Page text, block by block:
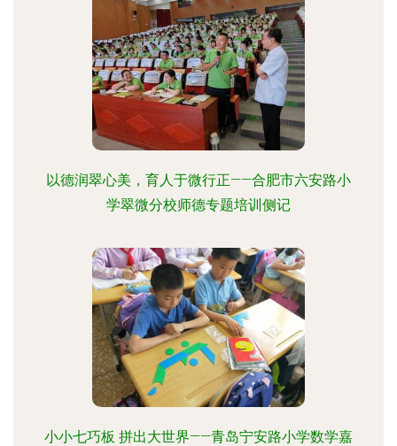
以德润翠心美，育人于微行正——合肥市六安路小
学翠微分校师德专题培训侧记
小小七巧板 拼出大世界——青岛宁安路小学数学嘉